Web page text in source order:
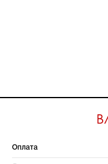
Оплата